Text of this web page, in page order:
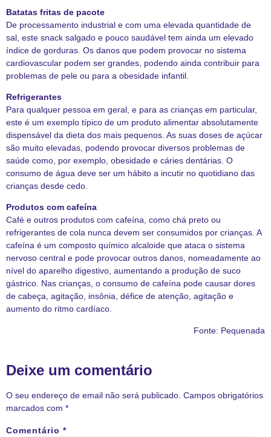
Batatas fritas de pacote
De processamento industrial e com uma elevada quantidade de
sal, este snack salgado e pouco saudável tem ainda um elevado
índice de gorduras. Os danos que podem provocar no sistema
cardiovascular podem ser grandes, podendo ainda contribuir para
problemas de pele ou para a obesidade infantil.
Refrigerantes
Para qualquer pessoa em geral, e para as crianças em particular,
este é um exemplo típico de um produto alimentar absolutamente
dispensável da dieta dos mais pequenos. As suas doses de açúcar
são muito elevadas, podendo provocar diversos problemas de
saúde como, por exemplo, obesidade e cáries dentárias. O
consumo de água deve ser um hábito a incutir no quotidiano das
crianças desde cedo.
Produtos com cafeína
Café e outros produtos com cafeína, como chá preto ou
refrigerantes de cola nunca devem ser consumidos por crianças. A
cafeína é um composto químico alcaloide que ataca o sistema
nervoso central e pode provocar outros danos, nomeadamente ao
nível do aparelho digestivo, aumentando a produção de suco
gástrico. Nas crianças, o consumo de cafeína pode causar dores
de cabeça, agitação, insônia, défice de atenção, agitação e
aumento do ritmo cardíaco.
Fonte: Pequenada
Deixe um comentário
O seu endereço de email não será publicado. Campos obrigatórios
marcados com *
Comentário *